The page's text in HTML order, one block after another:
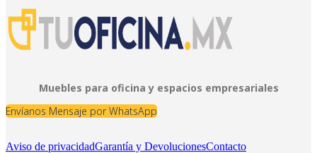
Muebles para oficina y espacios empresariales
Envíanos Mensaje por WhatsApp
Aviso de privacidadGarantía y DevolucionesContacto